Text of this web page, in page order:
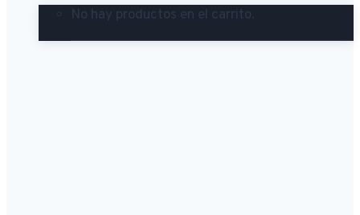
No hay productos en el carrito.